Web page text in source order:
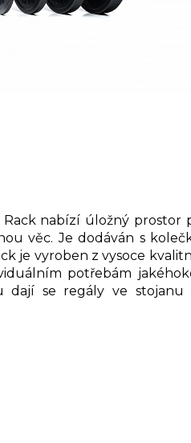
Rack nabízí úložný prostor
věc. Je dodáván s
je vyroben z vysoce
potřebám
dají se regály ve stojanu